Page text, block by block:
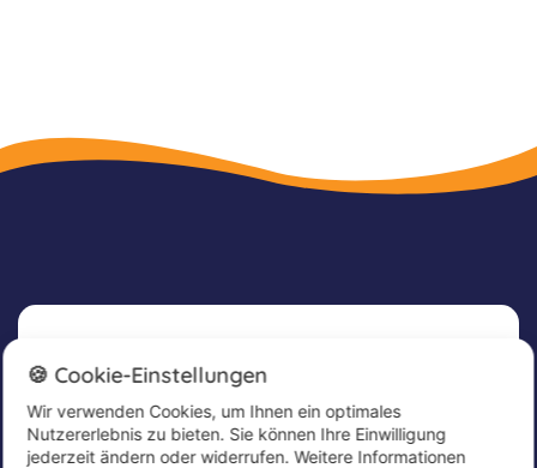
Newsletter
Melde dich jetzt für unseren Newsletter an, um
tolle Angebote zu erhalten und immer up to
🍪 Cookie-Einstellungen
Wir verwenden Cookies, um Ihnen ein optimales
Nutzererlebnis zu bieten. Sie können Ihre Einwilligung
jederzeit ändern oder widerrufen. Weitere Informationen